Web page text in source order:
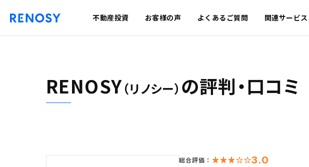
不動産投資 お客様の声 よくあるご質問 関連サービス
RENOSY（リノシー） の評判・口コミ
総合評価： 3.0